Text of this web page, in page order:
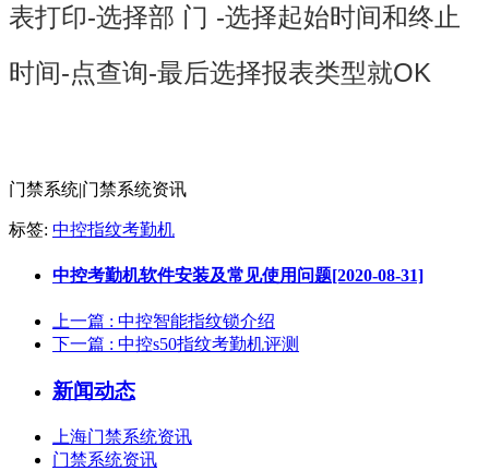
表打印-选择部 门 -选择起始时间和终止
时间-点查询-最后选择报表类型就OK
门禁系统|门禁系统资讯
标签: 中控指纹考勤机
中控考勤机软件安装及常见使用问题[2020-08-31]
上一篇 : 中控智能指纹锁介绍
下一篇 : 中控s50指纹考勤机评测
新闻动态
上海门禁系统资讯
门禁系统资讯